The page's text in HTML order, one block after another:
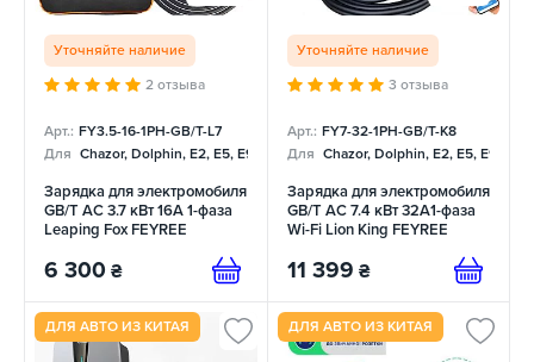
Уточняйте наличие
2 отзыва
Арт.: FY3.5-16-1PH-GB/T-L7
Для Chazor, Dolphin, E2, E5, E9, Mercedes
Зарядка для электромобиля
GB/T AC 3.7 кВт 16А 1-фаза
Leaping Fox FEYREE
6 300 ₴
Уточняйте наличие
3 отзыва
Арт.: FY7-32-1PH-GB/T-K8
Для Chazor, Dolphin, E2, E5, E9,
Зарядка для электромобиля
GB/T AC 7.4 кВт 32A1-фаза
Wi-Fi Lion King FEYREE
11 399 ₴
ДЛЯ АВТО ИЗ КИТАЯ ДЛЯ АВТО ИЗ КИТАЯ